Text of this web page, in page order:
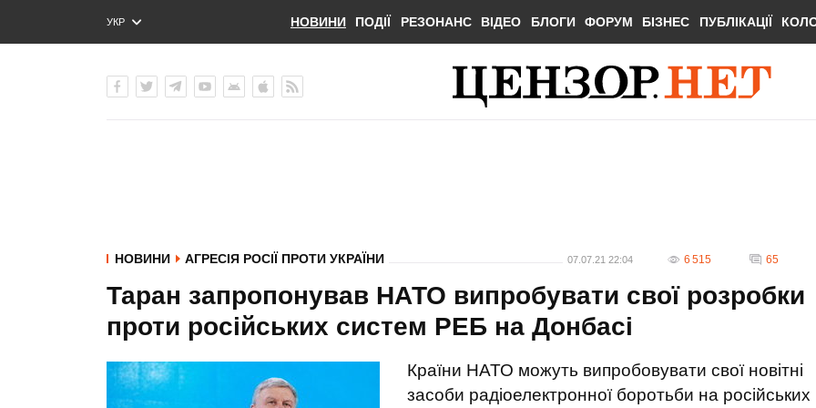
УКР
ENG
НОВИНИ ПОДІЇ РЕЗОНАНС ВІДЕО БЛОГИ ФОРУМ БІЗНЕС ПУБЛІКАЦІЇ
НОВИНИ АГРЕСІЯ РОСІЇ ПРОТИ УКРАЇНИ 07.07.21 22:04 6 515 65
Таран запропонував НАТО випробувати свої розробки
проти російських систем РЕБ на Донбасі
Країни НАТО можуть випробовувати свої новітні
засоби радіоелектронної боротьби на російських